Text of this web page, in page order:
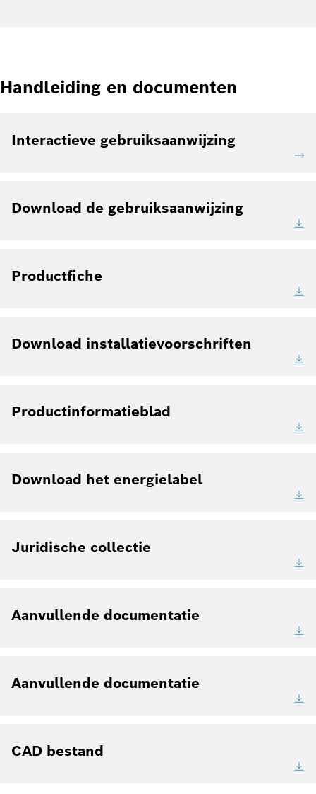
Handleiding en documenten
Interactieve gebruiksaanwijzing
Download de gebruiksaanwijzing
Productfiche
Download installatievoorschriften
Productinformatieblad
Download het energielabel
Juridische collectie
Aanvullende documentatie
Aanvullende documentatie
CAD bestand